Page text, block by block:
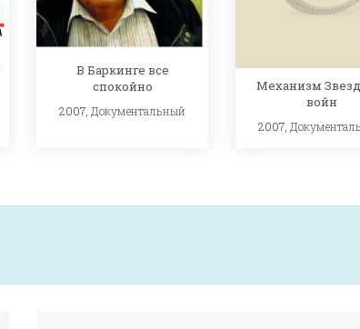
В Баркинге все
спокойно
2007, Документальный
Механизм
войн
2007,